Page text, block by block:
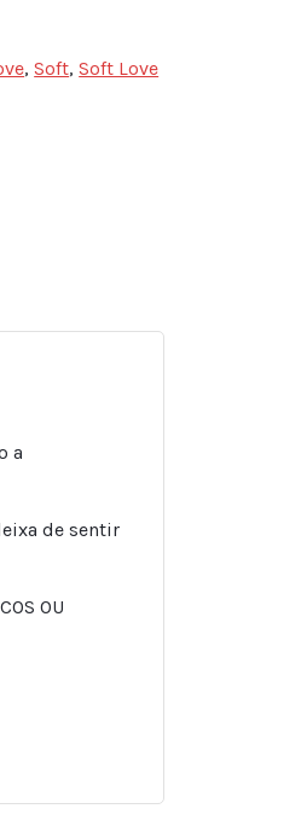
,Soft,Soft Love
a
de sentir
OU